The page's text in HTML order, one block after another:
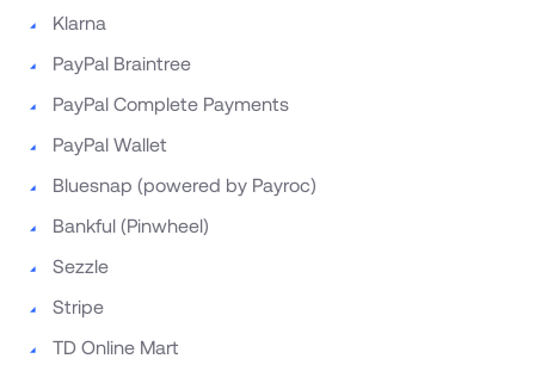
Klarna
PayPal Braintree
PayPal Complete Payments
PayPal Wallet
Bluesnap (powered by Payroc)
Bankful (Pinwheel)
Sezzle
Stripe
TD Online Mart